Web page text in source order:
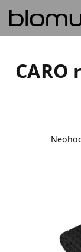
obsah
CARO